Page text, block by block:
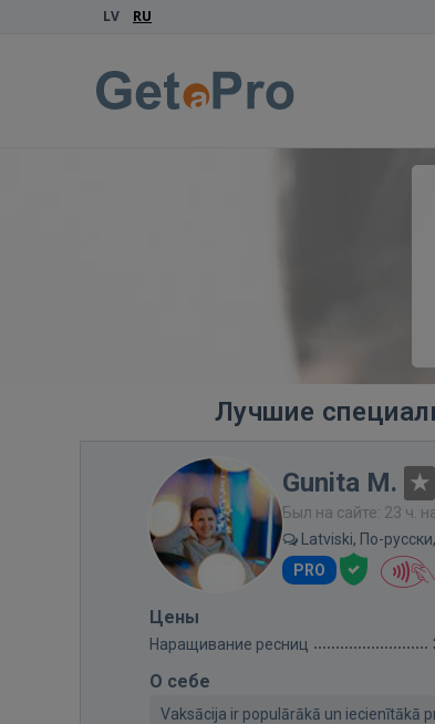
LV RU
Лучшие
Gunita M.
Был на сайте: 23 ч.
Latviski, По-
PRO
Цены
Наращивание ресниц
О себе
Vaksācija ir populārākā un iecienītākā